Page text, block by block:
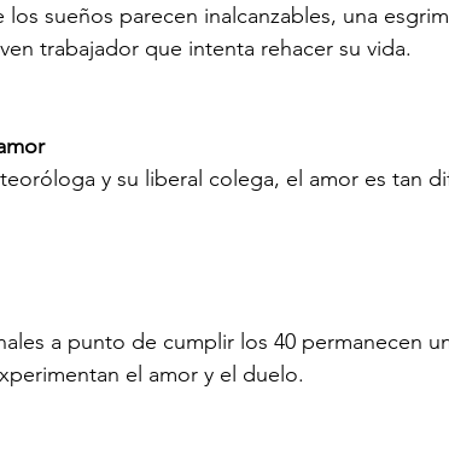
sueños parecen inalcanzables, una
trabajador que intenta rehacer su vida.
y su liberal colega, el amor es tan
a punto de cumplir los 40 permanecen
el amor y el duelo.